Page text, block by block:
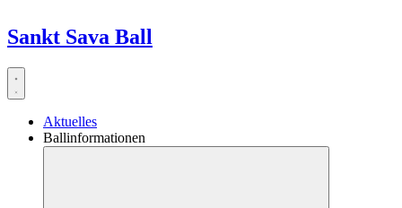
Sankt Sava Ball
Aktuelles
Ballinformationen